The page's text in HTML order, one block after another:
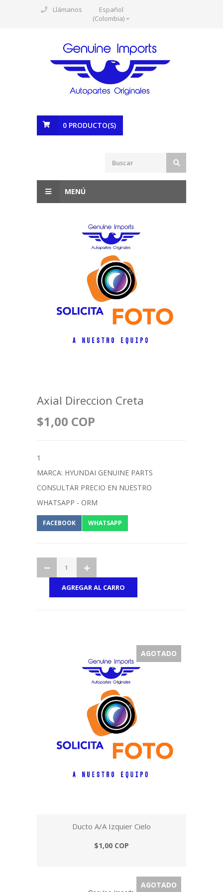
Llámanos
Español
(Colombia)
0 PRODUCTO(S)
MENÚ
Axial Direccion Creta
$1,00 COP
1
MARCA: HYUNDAI GENUINE PARTS
CONSULTAR PRECIO EN NUESTRO
WHATSAPP - ORM
FACEBOOK WHATSAPP
AGOTADO
Ducto A/A Izquier Cielo
$1,00 COP
AGOTADO